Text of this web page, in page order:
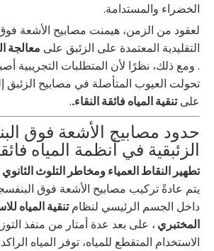
الخضراء والمستدامة.
لعقود من الزمن، هيمنت مصابيح الأشعة
التقليدية المعتمدة على الزئبق على معالجة
. ومع ذلك، نظرًا لأن المتطلبات التجريبية
تحولت العيوب المتأصلة في مصابيح الزئبق
علىتنقية المياه فائقة النقاء..
حدود مصابيح الأشعة فوق
الزئبقية في أنظمة المياه
تطهير النقاط العمياء ومخاطر التلوث الثانوي
يتم عادةً تركيب مصابيح الأشعة فوق
داخل الجسم الرئيسي لنظامتنقية المياه
المختبري ، على بعد عدة أمتار من منفذ
الاستخدام المتقطع للمياه، توفر المياه